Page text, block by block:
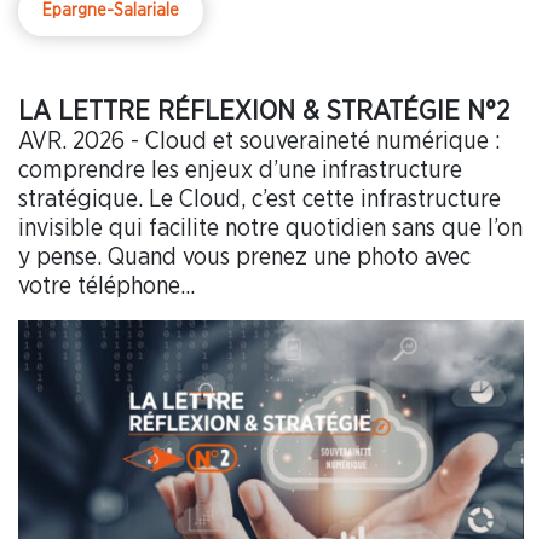
Epargne-Salariale
LA LETTRE RÉFLEXION & STRATÉGIE N°2
AVR. 2026 - Cloud et souveraineté numérique :
comprendre les enjeux d’une infrastructure
stratégique. Le Cloud, c’est cette infrastructure
invisible qui facilite notre quotidien sans que l’on
y pense. Quand vous prenez une photo avec
votre téléphone...